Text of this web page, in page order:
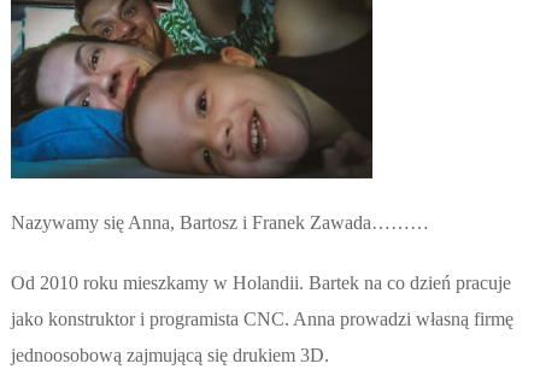
Nazywamy się Anna, Bartosz i Franek Zawada………
Od 2010 roku mieszkamy w Holandii. Bartek na co dzień pracuje
jako konstruktor i programista CNC. Anna prowadzi własną firmę
jednoosobową zajmującą się drukiem 3D.